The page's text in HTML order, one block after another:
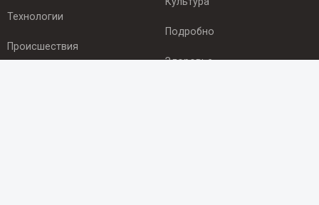
Технологии
Происшествия
Подробно
Здоровье